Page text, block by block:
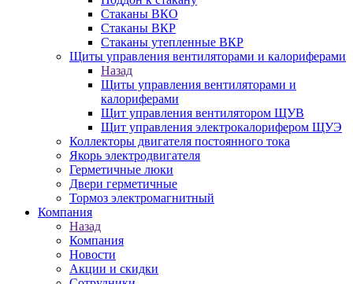
Стаканы ВКО
Стаканы ВКР
Стаканы утепленные ВКР
Щиты управления вентиляторами и калориферами
Назад
Щиты управления вентиляторами и
калориферами
Щит управления вентилятором ЩУВ
Щит управления электрокалорифером ЩУЭ
Коллекторы двигателя постоянного тока
Якорь электродвигателя
Герметичные люки
Двери герметичные
Тормоз электромагнитный
Компания
Назад
Компания
Новости
Акции и скидки